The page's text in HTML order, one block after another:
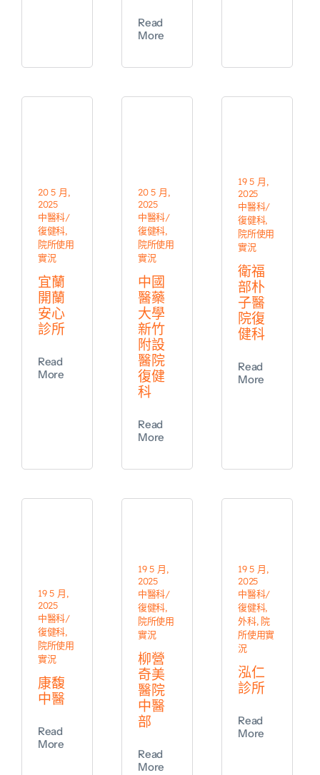
Read
More
20 5 月,
2025
中醫科/
復健科,
院所使用
實況
宜蘭
開蘭
安心
診所
Read
More
20 5 月,
2025
中醫科/
復健科,
院所使用
實況
中國
醫藥
大學
新竹
附設
醫院
復健
科
Read
More
19 5 月,
2025
中醫科/
復健科,
院所使用
實況
衛福
部朴
子醫
院復
健科
Read
More
19 5 月,
2025
中醫科/
復健科,
院所使用
實況
康馥
中醫
Read
More
19 5 月,
2025
中醫科/
復健科,
院所使用
實況
柳營
奇美
醫院
中醫
部
Read
More
19 5 月,
2025
中醫科/
復健科,
外科, 院
所使用實
況
泓仁
診所
Read
More